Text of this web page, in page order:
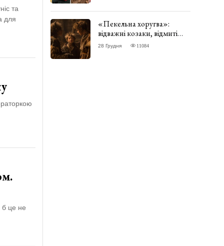
та
для
б це не
«Пекельна хоругва»:
відважні козаки, відмиті
чорти та відчайдушний
28 Грудня 11084